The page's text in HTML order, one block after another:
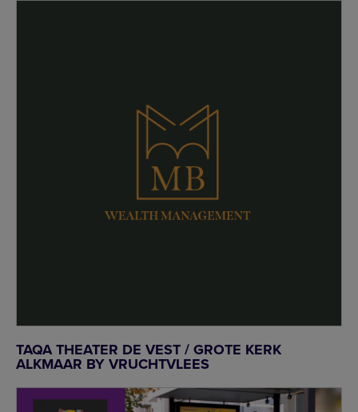
TAQA THEATER DE VEST / GROTE KERK
ALKMAAR BY VRUCHTVLEES